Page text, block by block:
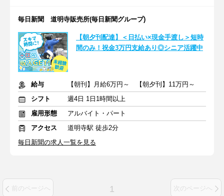
毎日新聞 道明寺販売所(毎日新聞グループ)
【朝夕刊配達】＜日払い×現金手渡し＞短時
間のみ！祝金3万円支給あり◎シニア活躍中
給与
【朝刊】月給6万円～ 【朝夕刊】11万円～
シフト
週4日 1日1時間以上
雇用形態
アルバイト・パート
アクセス
道明寺駅 徒歩2分
毎日新聞の求人一覧を見る
前のページへ 1 次のページへ